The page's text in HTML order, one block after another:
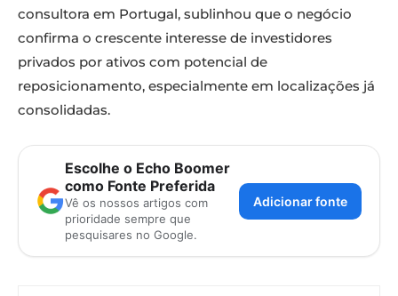
consultora em Portugal, sublinhou que o negócio
confirma o crescente interesse de investidores
privados por ativos com potencial de
reposicionamento, especialmente em localizações já
consolidadas.
Escolhe o Echo Boomer
como Fonte Preferida
Vê os nossos artigos com
prioridade sempre que
pesquisares no Google.
Adicionar fonte